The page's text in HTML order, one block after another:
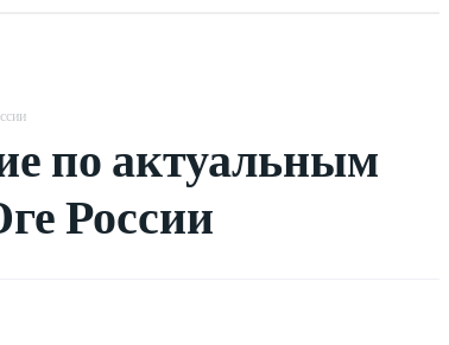
по актуальным
России